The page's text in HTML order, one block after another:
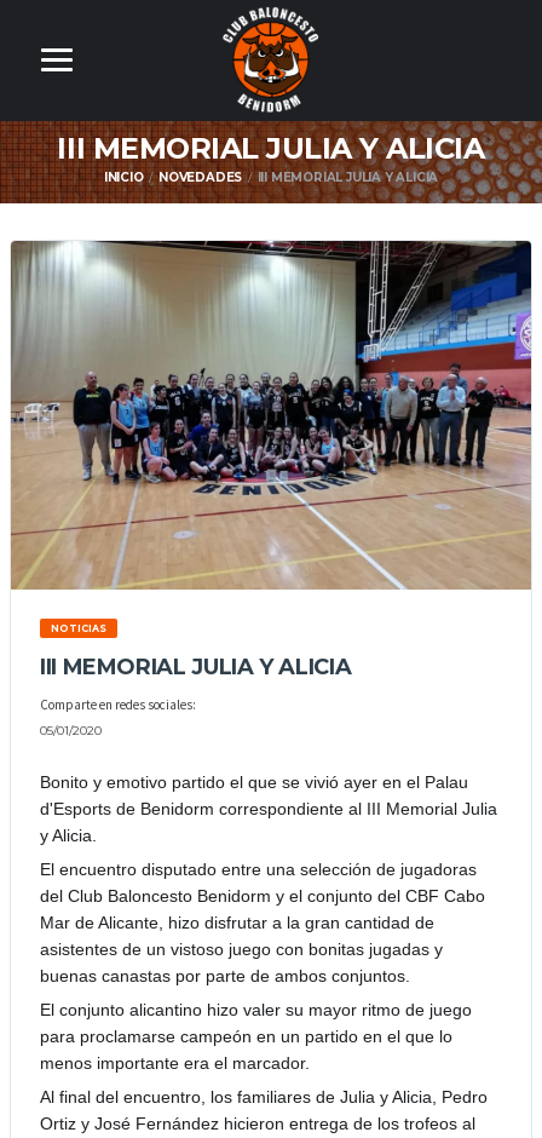
III MEMORIAL JULIA Y ALICIA
INICIO NOVEDADES III MEMORIAL JULIA Y ALICIA
NOTICIAS
III MEMORIAL JULIA Y ALICIA
Comparte en redes sociales:
05/01/2020
Bonito y emotivo partido el que se vivió ayer en el Palau
d'Esports de Benidorm correspondiente al III Memorial Julia
y Alicia.
El encuentro disputado entre una selección de jugadoras
del Club Baloncesto Benidorm y el conjunto del CBF Cabo
Mar de Alicante, hizo disfrutar a la gran cantidad de
asistentes de un vistoso juego con bonitas jugadas y
buenas canastas por parte de ambos conjuntos.
El conjunto alicantino hizo valer su mayor ritmo de juego
para proclamarse campeón en un partido en el que lo
menos importante era el marcador.
Al final del encuentro, los familiares de Julia y Alicia, Pedro
Ortiz y José Fernández hicieron entrega de los trofeos al